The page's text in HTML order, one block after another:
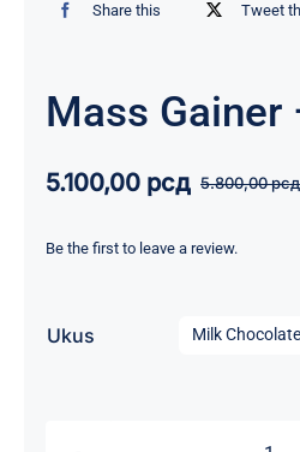
Share this Tweet
Mass Gainer
5.800,00рсд
5.100,00 рсд
Be the first to leave a review.
Ukus Milk Chocolate